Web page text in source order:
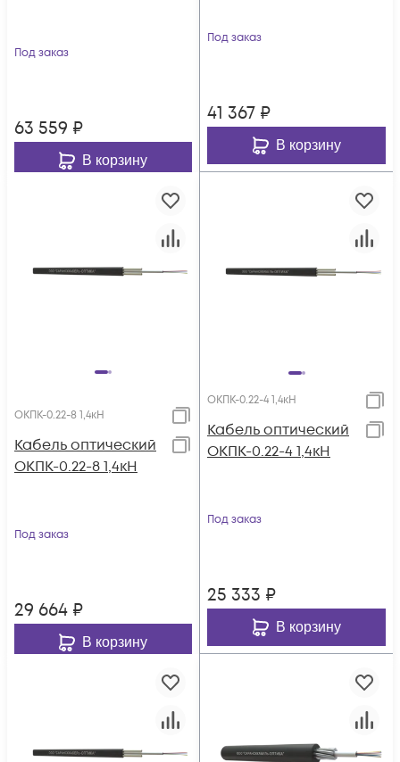
Под заказ
63 559 ₽
В корзину
Под заказ
41 367 ₽
В корзину
ОКПК-0.22-8 1,4кН
Кабель оптический
ОКПК-0.22-8 1,4кН
Под заказ
29 664 ₽
В корзину
ОКПК-0.22-4 1,4кН
Кабель оптический
ОКПК-0.22-4 1,4кН
Под заказ
25 333 ₽
В корзину